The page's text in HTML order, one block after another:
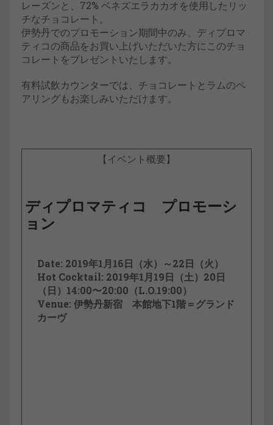
レーズンと、72% ベネズエラカカオを使用したリッ
チなチョコレート。
伊勢丹でのプロモーション期間中のみ、ディプロマ
ティコの商品をお買い上げいただいた方にこのチョ
コレートをプレゼントいたします。
有料試飲カウンターでは、チョコレートとラムのペ
アリングもお楽しみいただけます。
【イベント概要】
ディプロマティコ プロモーシ
ョン
Date: 2019年1月16日（水）～22日（火）
Hot Cocktail: 2019年1月19日（土）20日
（日）14:00〜20:00（L.O.19:00）
Venue: 伊勢丹新宿 本館地下1階＝グランド
カーヴ